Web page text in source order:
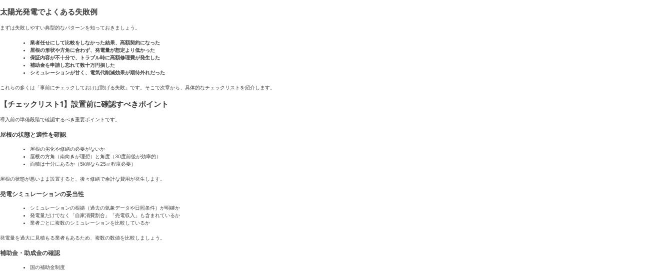
太陽光発電でよくある失敗例
まずは失敗しやすい典型的なパターンを知っておきましょう。
業者任せにして比較をしなかった結果、高額契約になった
屋根の形状や方角に合わず、発電量が想定より低かった
保証内容が不十分で、トラブル時に高額修理費が発生した
補助金を申請し忘れて数十万円損した
シミュレーションが甘く、電気代削減効果が期待外れだった
これらの多くは「事前にチェックしておけば防げる失敗」です。そこで次章から、具体的なチェックリストを紹介します。
【チェックリスト1】設置前に確認すべきポイント
導入前の準備段階で確認するべき重要ポイントです。
屋根の状態と適性を確認
屋根の劣化や修繕の必要がないか
屋根の方角（南向きが理想）と角度（30度前後が効率的）
面積は十分にあるか（5kWなら25㎡程度必要）
屋根の状態が悪いまま設置すると、後々修繕で余計な費用が発生します。
発電シミュレーションの妥当性
シミュレーションの根拠（過去の気象データや日照条件）が明確か
発電量だけでなく「自家消費割合」「売電収入」も含まれているか
業者ごとに複数のシミュレーションを比較しているか
発電量を過大に見積もる業者もあるため、複数の数値を比較しましょう。
補助金・助成金の確認
国の補助金制度